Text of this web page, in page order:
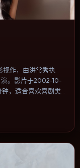
视作，由洪常秀执
演。影片于2002-10-
，适合喜欢喜剧类
型片补片的选择。